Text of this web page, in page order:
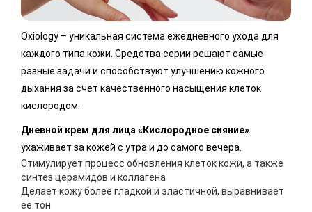
Oxiology – уникальная система ежедневного ухода для
каждого типа кожи. Средства серии решают самые
разные задачи и способствуют улучшению кожного
дыхания за счет качественного насыщения клеток
кислородом.
Дневной крем для лица «Кислородное сияние»
ухаживает за кожей с утра и до самого вечера.
Стимулирует процесс обновления клеток кожи, а также
синтез церамидов и коллагена
Делает кожу более гладкой и эластичной, выравнивает
ее тон